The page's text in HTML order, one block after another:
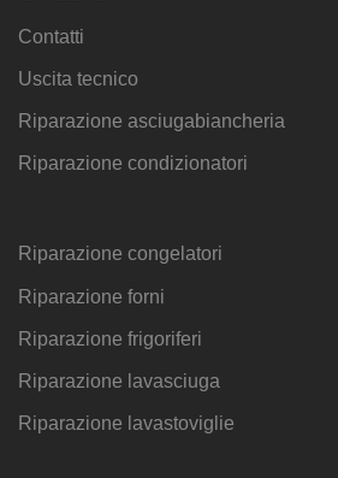
Contatti
Uscita tecnico
Riparazione asciugabiancheria
Riparazione condizionatori
Riparazione congelatori
Riparazione forni
Riparazione frigoriferi
Riparazione lavasciuga
Riparazione lavastoviglie